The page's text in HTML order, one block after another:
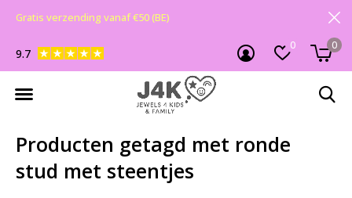
0 0
9.7
Gratis verzending vanaf €50 (BE)
Producten getagd met ronde
stud met steentjes